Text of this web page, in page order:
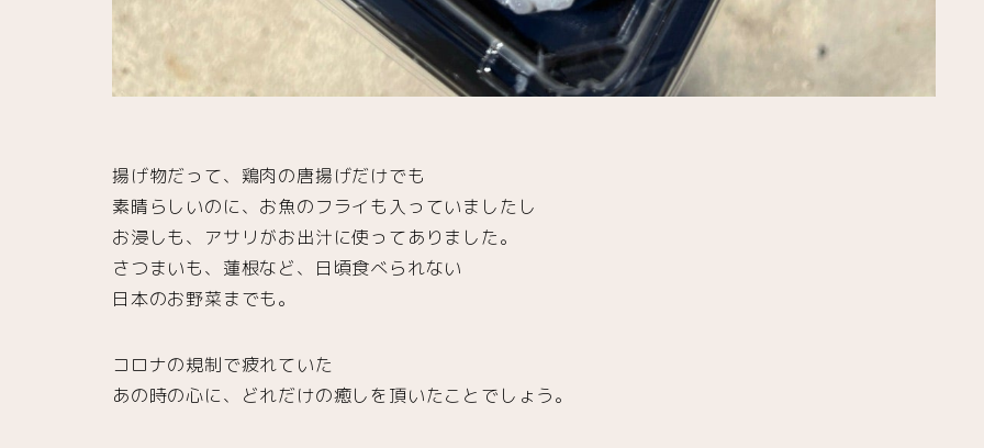
揚げ物だって、鶏肉の唐揚げだけでも
素晴らしいのに、お魚のフライも入っていましたし
お浸しも、アサリがお出汁に使ってありました。
さつまいも、蓮根など、日頃食べられない
日本のお野菜までも。
コロナの規制で疲れていた
あの時の心に、どれだけの癒しを頂いたことでしょう。